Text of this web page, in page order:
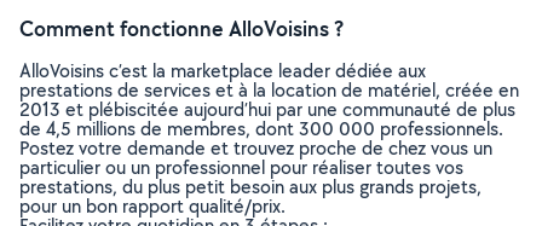
Comment fonctionne AlloVoisins ?
AlloVoisins c’est la marketplace leader dédiée aux
prestations de services et à la location de matériel, créée en
2013 et plébiscitée aujourd’hui par une communauté de plus
de 4,5 millions de membres, dont 300 000 professionnels.
Postez votre demande et trouvez proche de chez vous un
particulier ou un professionnel pour réaliser toutes vos
prestations, du plus petit besoin aux plus grands projets,
pour un bon rapport qualité/prix.